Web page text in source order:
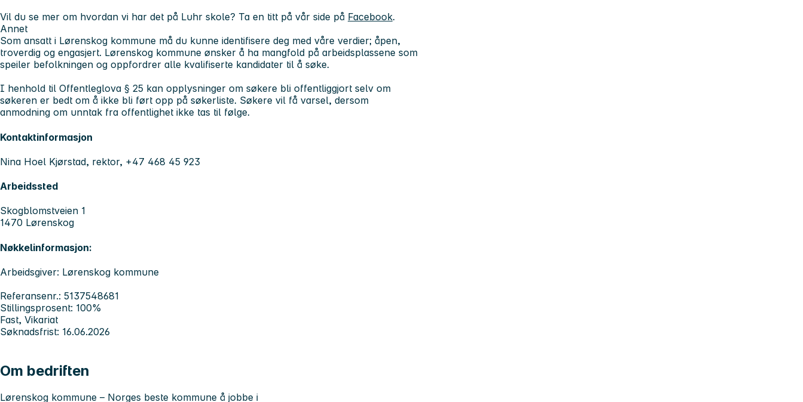
Vil du se mer om hvordan vi har det på Luhr skole? Ta en titt på vår side på Facebook.
Annet
Som ansatt i Lørenskog kommune må du kunne identifisere deg med våre verdier; åpen,
troverdig og engasjert. Lørenskog kommune ønsker å ha mangfold på arbeidsplassene som
speiler befolkningen og oppfordrer alle kvalifiserte kandidater til å søke.
I henhold til Offentleglova § 25 kan opplysninger om søkere bli offentliggjort selv om
søkeren er bedt om å ikke bli ført opp på søkerliste. Søkere vil få varsel, dersom
anmodning om unntak fra offentlighet ikke tas til følge.
Kontaktinformasjon
Nina Hoel Kjørstad, rektor, +47 468 45 923
Arbeidssted
Skogblomstveien 1
1470 Lørenskog
Nøkkelinformasjon:
Arbeidsgiver: Lørenskog kommune
Referansenr.: 5137548681
Stillingsprosent: 100%
Fast, Vikariat
Søknadsfrist: 16.06.2026
Om bedriften
Lørenskog kommune – Norges beste kommune å jobbe i